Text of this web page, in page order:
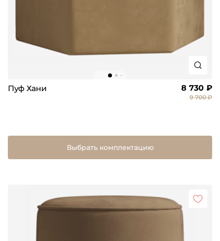
Пуф Хани 8 730 ₽
9 700 ₽
Выбрать комплектацию